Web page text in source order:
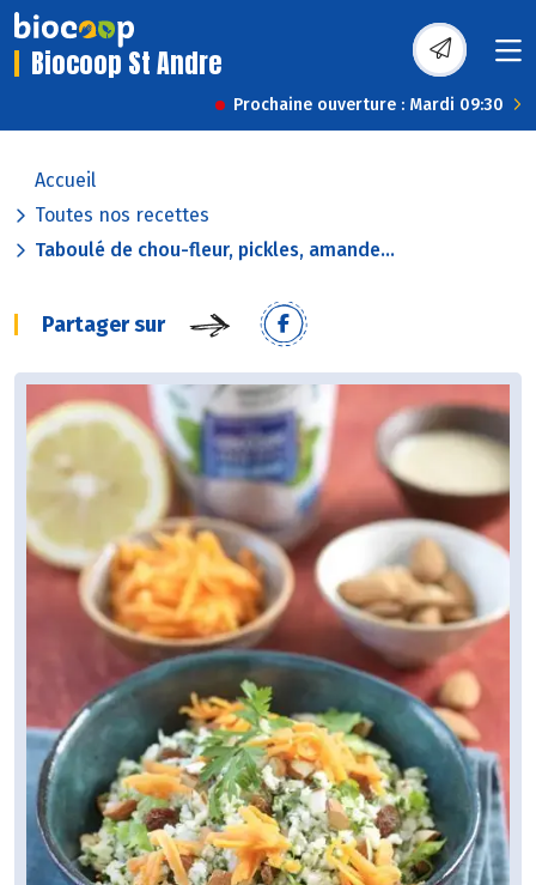
Biocoop St Andre
Prochaine ouverture : Mardi 09:30
Accueil
Toutes nos recettes
Taboulé de chou-fleur, pickles, amande...
Partager sur